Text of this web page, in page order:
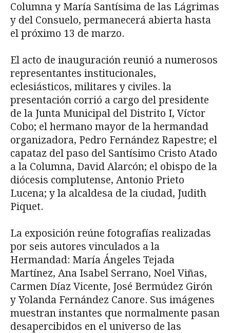
Columna y María Santísima de las Lágrimas
y del Consuelo, permanecerá abierta hasta
el próximo 13 de marzo.
El acto de inauguración reunió a numerosos
representantes institucionales,
eclesiásticos, militares y civiles. la
presentación corrió a cargo del presidente
de la Junta Municipal del Distrito I, Víctor
Cobo; el hermano mayor de la hermandad
organizadora, Pedro Fernández Rapestre; el
capataz del paso del Santísimo Cristo Atado
a la Columna, David Alarcón; el obispo de la
diócesis complutense, Antonio Prieto
Lucena; y la alcaldesa de la ciudad, Judith
Piquet.
La exposición reúne fotografías realizadas
por seis autores vinculados a la
Hermandad: María Ángeles Tejada
Martínez, Ana Isabel Serrano, Noel Viñas,
Carmen Díaz Vicente, José Bermúdez Girón
y Yolanda Fernández Canore. Sus imágenes
muestran instantes que normalmente pasan
desapercibidos en el universo de las